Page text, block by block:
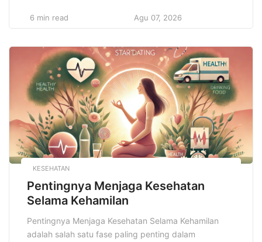
Dari bagaimana kita memenuhi kebutuhan sehari-hari
dan terjamin, pengelolaan keuangan yang bijaksana
sangat berperan dalam memastikan kesejahteraan
finansial. Namun, banyak orang […]
6 min read Agu 07, 2026
KESEHATAN
Pentingnya Menjaga Kesehatan
Selama Kehamilan
Pentingnya Menjaga Kesehatan Selama Kehamilan
adalah salah satu fase paling penting dalam